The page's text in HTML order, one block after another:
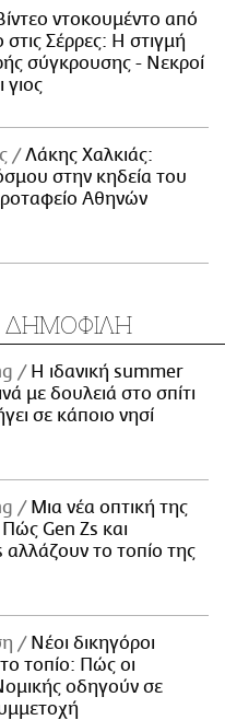
ντοκουμέντο από
στις Σέρρες: Η στιγμή
σύγκρουσης - Νεκροί
γιος
Λάκης Χαλκιάς:
στην κηδεία του
Αθηνών
ΔΗΜΟΦΙΛΗ
Η ιδανική summer
με δουλειά στο σπίτι
σε κάποιο νησί
Μια νέα οπτική της
Πώς Gen Zs και
το τοπίο της
Νέοι δικηγόροι
τοπίο: Πώς οι
οδηγούν σε